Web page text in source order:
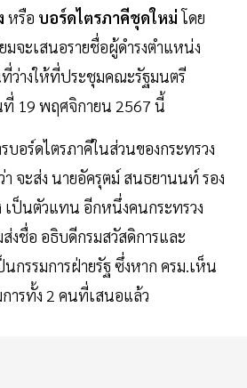
หรือ บอร์ดไตรภาคีชุดใหม่โดย
มจะเสนอรายชื่อผู้ดำรงตำแหน่ง
ที่ว่างให้ที่ประชุมคณะรัฐมนตรี
19 พฤศจิกายน 2567 นี้
บอร์ดไตรภาคีในส่วนของกระทรวง
า จะส่ง นายอัครุตม์ สนธยานนท์ รอง
เป็นตัวแทน อีกหนึ่งคนกระทรวง
ส่งชื่อ อธิบดีกรมสวัสดิการและ
นกรรมการฝ่ายรัฐ ซึ่งหาก ครม.เห็น
ารทั้ง 2 คนที่เสนอแล้ว